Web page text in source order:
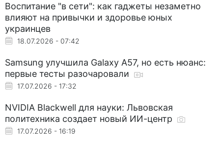
Воспитание "в сети": как гаджеты незаметно
влияют на привычки и здоровье юных
украинцев
18.07.2026 - 07:42
Samsung улучшила Galaxy A57, но есть нюанс:
первые тесты разочаровали
17.07.2026 - 17:32
NVIDIA Blackwell для науки: Львовская
политехника создает новый ИИ-центр
17.07.2026 - 16:19